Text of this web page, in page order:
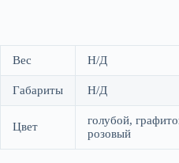
Вес Н/Д
Габариты Н/Д
Цвет
голубой,
розовый